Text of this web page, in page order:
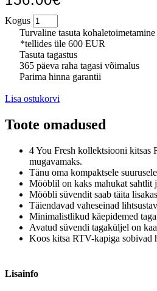
Kogus
Turvaline tasuta kohaletoimetamine
*tellides üle 600 EUR
Tasuta tagastus
365 päeva raha tagasi võimalus
Parima hinna garantii
Lisa ostukorvi
Toote omadused
4 You Fresh kollektsiooni kitsas
mugavamaks.
Tänu oma kompaktsele
Mööblil on kaks mahukat sahtlit
Mööbli süvendit saab täita
Täiendavad vaheseinad
Minimalistlikud käepidemed
Avatud süvendi tagaküljel on
Koos kitsa RTV-kapiga sobivad
Lisainfo